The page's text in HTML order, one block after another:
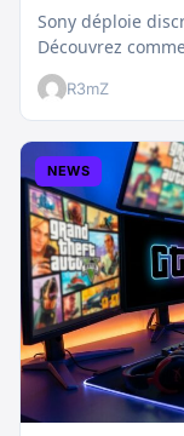
Sony déploie
Découvrez
dashboard et
R3mZ
NEWS